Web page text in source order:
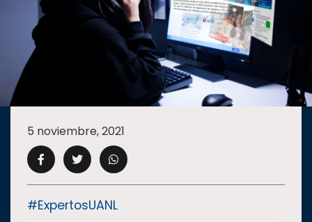
SECCIONES
ACADEMIA
CAMPUS UANL
5 noviembre, 2021
#ExpertosUANL